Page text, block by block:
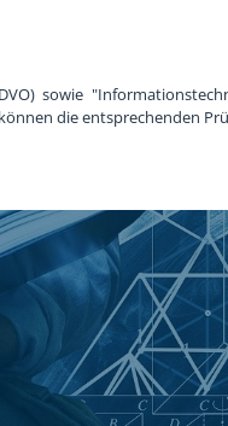
sowie
die entsprechenden